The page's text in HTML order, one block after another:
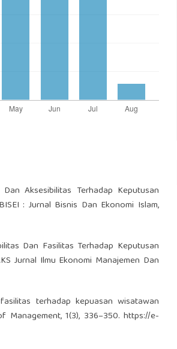
Aksesibilitas Terhadap Keputusan
: Jurnal Bisnis Dan Ekonomi Islam,
Dan Fasilitas Terhadap Keputusan
Jurnal Ilmu Ekonomi Manajemen Dan
terhadap kepuasan wisatawan
Management, 1(3), 336–350. https://e-